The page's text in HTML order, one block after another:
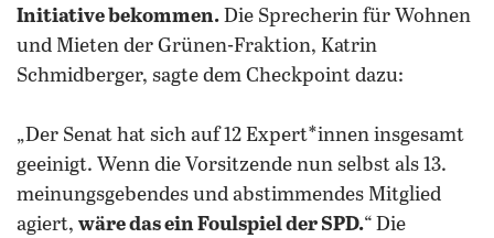
Initiative bekommen. Die Sprecherin für Wohnen
und Mieten der Grünen-Fraktion, Katrin
Schmidberger, sagte dem Checkpoint dazu:
„Der Senat hat sich auf 12 Expert*innen insgesamt
geeinigt. Wenn die Vorsitzende nun selbst als 13.
meinungsgebendes und abstimmendes Mitglied
agiert, wäre das ein Foulspiel der SPD.“ Die